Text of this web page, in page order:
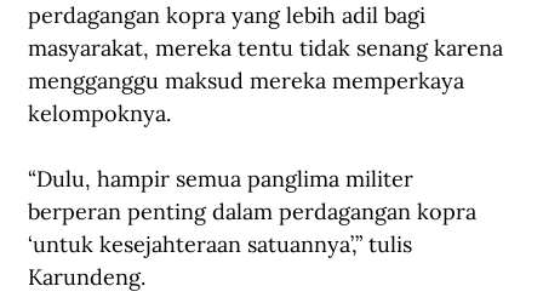
perdagangan kopra yang lebih adil bagi
masyarakat, mereka tentu tidak senang karena
mengganggu maksud mereka memperkaya
kelompoknya.
“Dulu, hampir semua panglima militer
berperan penting dalam perdagangan kopra
‘untuk kesejahteraan satuannya’,” tulis
Karundeng.